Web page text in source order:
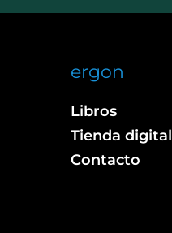
ergon
Libros
Tienda digital
Contacto